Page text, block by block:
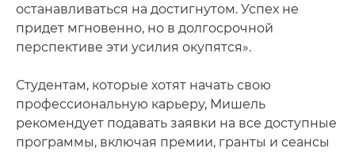
останавливаться на достигнутом. Успех не
придет мгновенно, но в долгосрочной
перспективе эти усилия окупятся».
Студентам, которые хотят начать свою
профессиональную карьеру, Мишель
рекомендует подавать заявки на все доступные
программы, включая премии, гранты и сеансы